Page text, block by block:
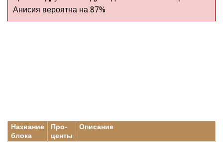
Анисия вероятна на 87%
Название
блока
Про-
центы
Описание